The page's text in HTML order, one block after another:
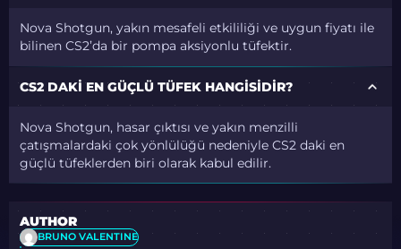
Nova Shotgun, yakın mesafeli etkililiği ve uygun fiyatı ile
bilinen CS2’da bir pompa aksiyonlu tüfektir.
CS2 DAKI EN GÜÇLÜ TÜFEK HANGISIDIR?
Nova Shotgun, hasar çıktısı ve yakın menzilli
çatışmalardaki çok yönlülüğü nedeniyle CS2 daki en
güçlü tüfeklerden biri olarak kabul edilir.
AUTHOR
BRUNO VALENTINE